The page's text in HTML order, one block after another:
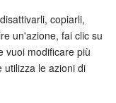
copiarli,
un'azione, fai clic su
vuoi modificare più
utilizza le azioni di